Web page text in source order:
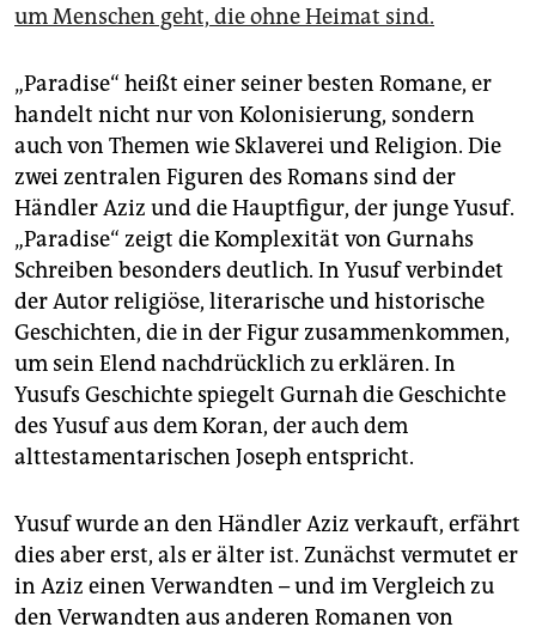
um Menschen geht, die ohne Heimat sind.
„Paradise“ heißt einer seiner besten Romane, er
handelt nicht nur von Kolonisierung, sondern
auch von Themen wie Sklaverei und Religion. Die
zwei zentralen Figuren des Romans sind der
Händler Aziz und die Hauptfigur, der junge Yusuf.
„Paradise“ zeigt die Komplexität von ­Gurnahs
Schreiben besonders deutlich. In Yusuf verbindet
der Autor religiöse, literarische und historische
Geschichten, die in der Figur zusammenkommen,
um sein Elend nachdrücklich zu erklären. In
Yusufs Geschichte spiegelt Gurnah die Geschichte
des Yusuf aus dem Koran, der auch dem
alttestamentarischen Joseph entspricht.
Yusuf wurde an den Händler Aziz verkauft, erfährt
dies aber erst, als er älter ist. Zunächst vermutet er
in Aziz einen Verwandten – und im Vergleich zu
den Verwandten aus anderen Romanen von